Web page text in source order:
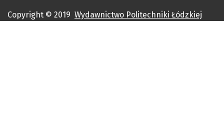
Copyright © 2019 Wydawnictwo Politechniki Łódzkiej